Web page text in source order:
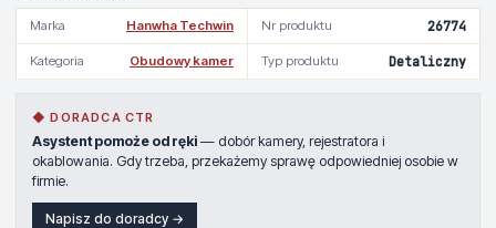
Marka Hanwha Techwin Nr produktu 26774
Kategoria Obudowy kamer Typ produktu Detaliczny
◆ DORADCA CTR
Asystent pomoże od ręki — dobór kamery, rejestratora i
okablowania. Gdy trzeba, przekażemy sprawę odpowiedniej osobie w
firmie.
Napisz do doradcy →